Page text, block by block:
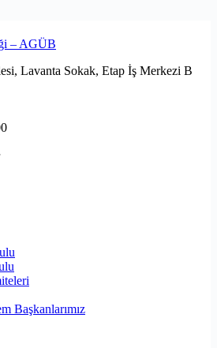
Lavanta Sokak, Etap İş Merkezi B
Başkanlarımız